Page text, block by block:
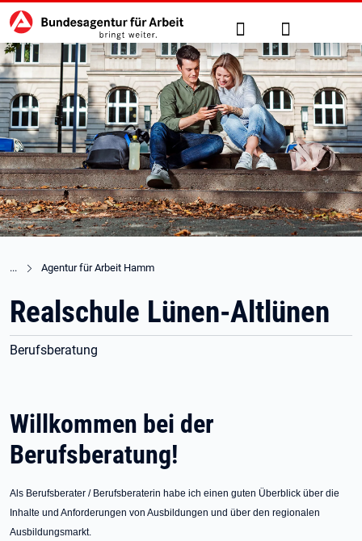
zu den Hauptinhalten springen
Hauptnavigation Suche Anmelden
Agentur für Arbeit Hamm
Realschule Lünen-Altlünen
Berufsberatung
Willkommen bei der
Berufsberatung!
Als Berufsberater / Berufsberaterin habe ich einen guten Überblick über die
Inhalte und Anforderungen von Ausbildungen und über den regionalen
Ausbildungsmarkt.